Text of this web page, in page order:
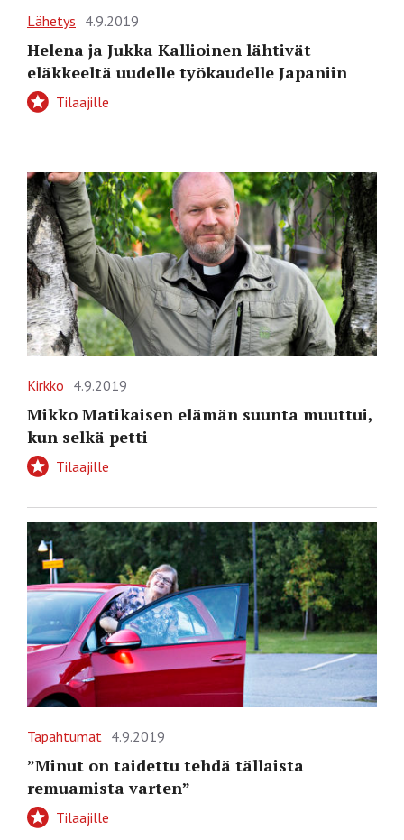
Lähetys 4.9.2019
Helena ja Jukka Kallioinen lähtivät
eläkkeeltä uudelle työkaudelle Japaniin
Tilaajille
Kirkko 4.9.2019
Mikko Matikaisen elämän suunta muuttui,
kun selkä petti
Tilaajille
Tapahtumat 4.9.2019
”Minut on taidettu tehdä tällaista
remuamista varten”
Tilaajille